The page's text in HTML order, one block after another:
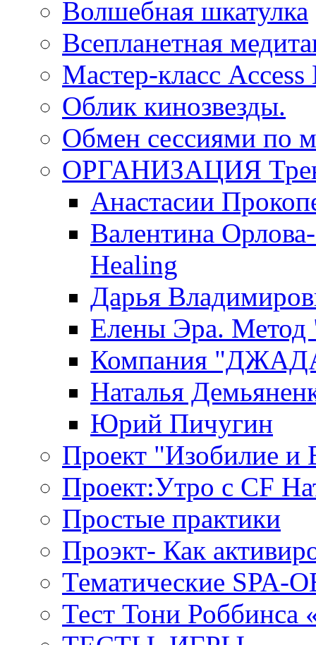
Волшебная шкатулка
Всепланетная
Мастер-класс
Облик кинозвезды.
Обмен сессиями по
ОРГАНИЗАЦИЯ
Анастасии
Валентина
Healing
Дарья
Елены Эра.
Компания
Наталья
Юрий Пичугин
Проект "Изобилие и
Проект:Утро с CF
Простые практики
Проэкт- Как
Тематические
Тест Тони Роббинса